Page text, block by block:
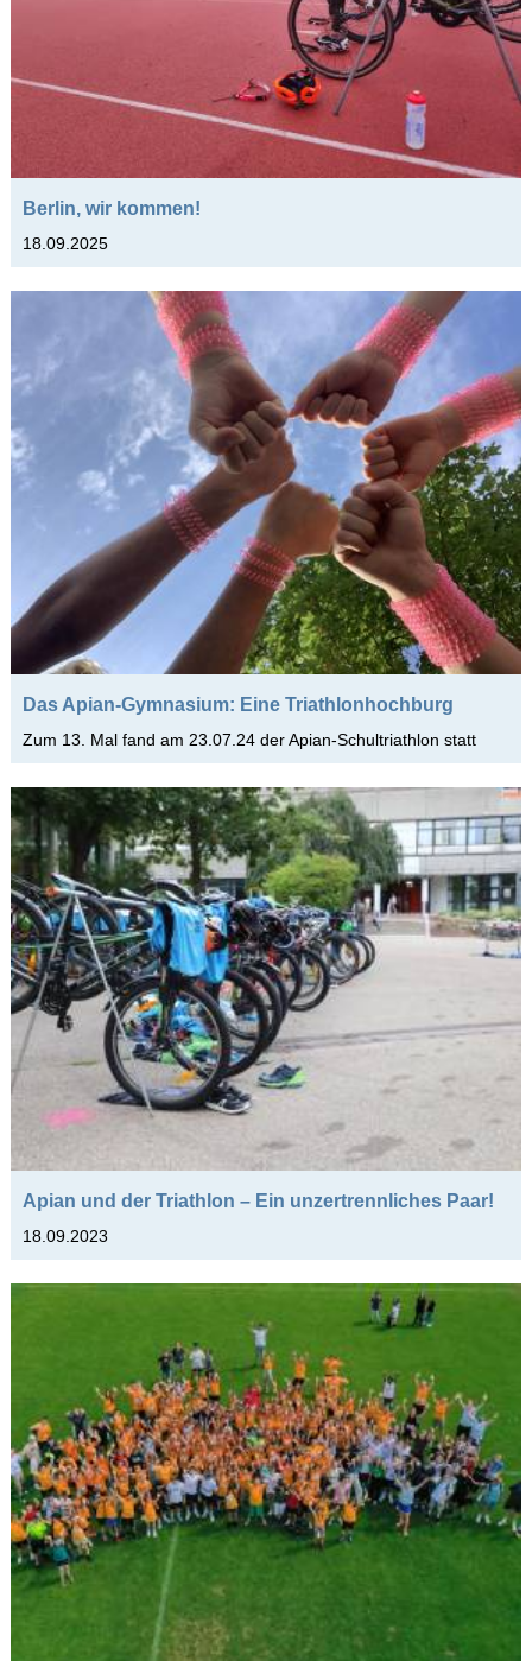
Schulfahrten
Datenschutzerklärung
Sitemap
Berlin, wir kommen!
18.09.2025
Das Apian-Gymnasium: Eine Triathlonhochburg
Zum 13. Mal fand am 23.07.24 der Apian-Schultriathlon statt
Apian und der Triathlon – Ein unzertrennliches Paar!
18.09.2023